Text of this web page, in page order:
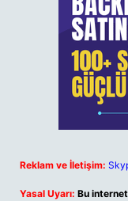
Reklam ve İletişim:
Yasal Uyarı: Bu